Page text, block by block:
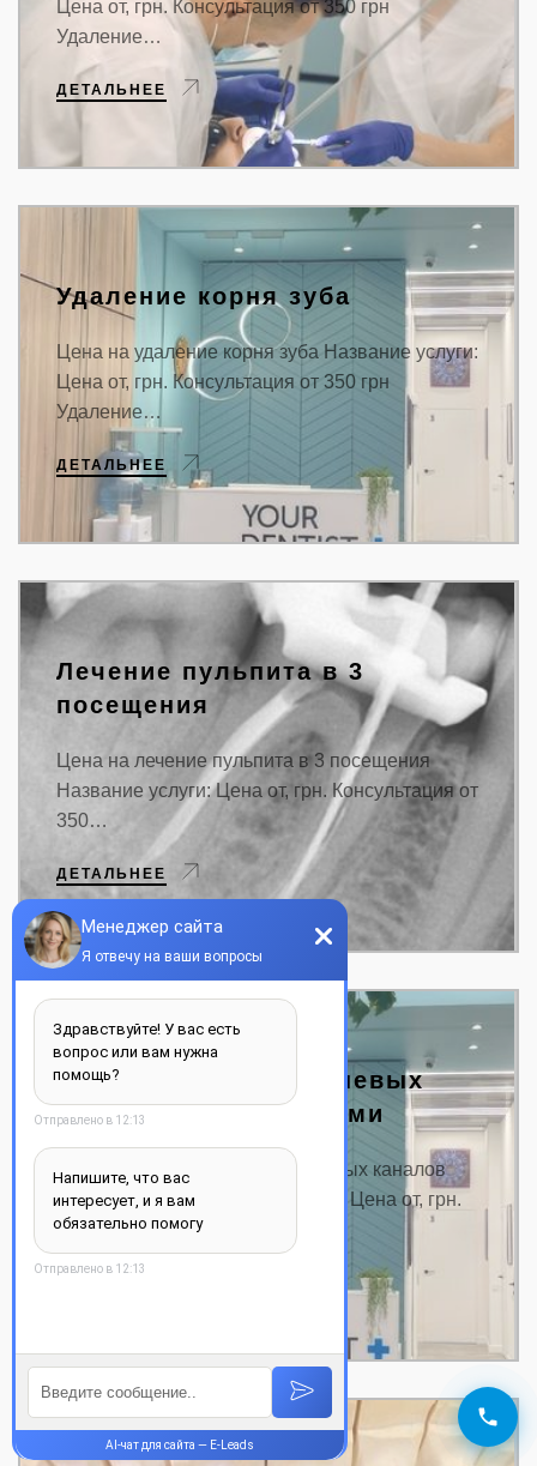
Цена от, грн. Консультация от 350 грн
Удаление…
ДЕТАЛЬНЕЕ
Удаление корня зуба
Цена на удаление корня зуба Название услуги:
Цена от, грн. Консультация от 350 грн
Удаление…
ДЕТАЛЬНЕЕ
Лечение пульпита в 3
посещения
Цена на лечение пульпита в 3 посещения
Название услуги: Цена от, грн. Консультация от
350…
ДЕТАЛЬНЕЕ
Пломбирование корневых
каналов зубов пастами
Цена на пломбирование корневых каналов
зубов пастами Название услуги: Цена от, грн.
Консультация от…